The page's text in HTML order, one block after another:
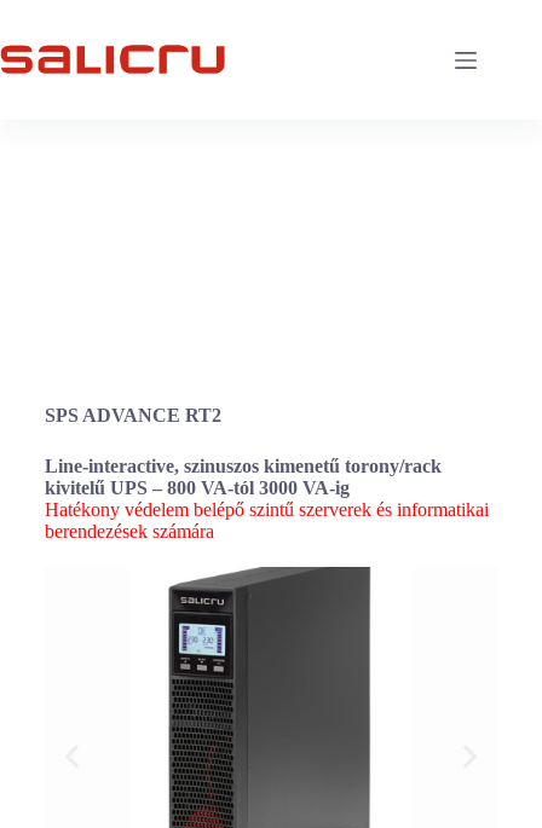
SPS ADVANCE RT2
Line-interactive, szinuszos kimenetű torony/rack
kivitelű UPS – 800 VA-tól 3000 VA-ig
Hatékony védelem belépő szintű szerverek és informatikai
berendezések számára